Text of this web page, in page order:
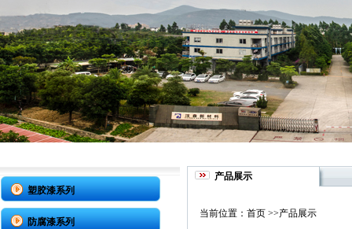
塑胶漆系列
防腐漆系列
产品展示
当前位置：首页 >>产品展示